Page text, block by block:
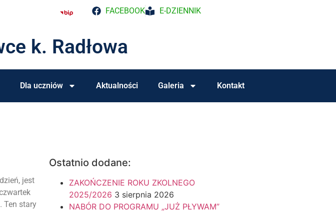
FACEBOOK E-DZIENNIK
k. Radłowa
Dla uczniów Aktualności Galeria Kontakt
jest
Ten stary
Ostatnio dodane:
ZAKOŃCZENIE ROKU ZKOLNEGO
2025/2026 3 sierpnia 2026
NABÓR DO PROGRAMU „JUŻ PŁYWAM”